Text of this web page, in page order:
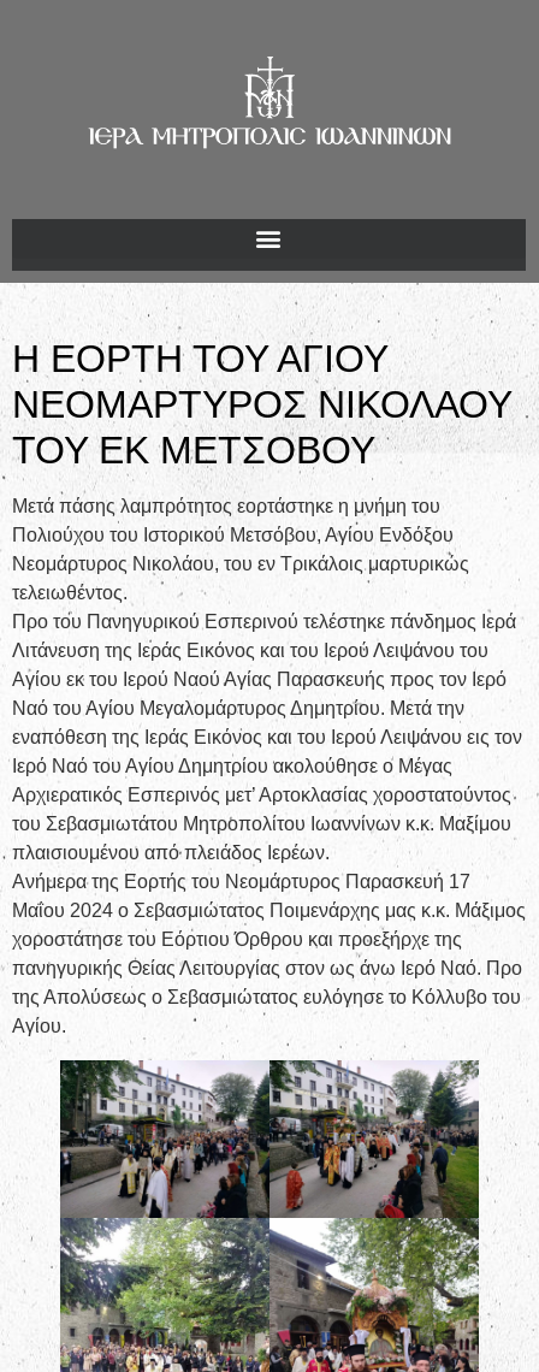
Η ΕΟΡΤΗ ΤΟΥ ΑΓΙΟΥ
ΝΕΟΜΑΡΤΥΡΟΣ ΝΙΚΟΛΑΟΥ
ΤΟΥ ΕΚ ΜΕΤΣΟΒΟΥ
Μετά πάσης λαμπρότητος εορτάστηκε η μνήμη του
Πολιούχου του Ιστορικού Μετσόβου, Αγίου Ενδόξου
Νεομάρτυρος Νικολάου, του εν Τρικάλοις μαρτυρικώς
τελειωθέντος.
Προ του Πανηγυρικού Εσπερινού τελέστηκε πάνδημος Ιερά
Λιτάνευση της Ιεράς Εικόνος και του Ιερού Λειψάνου του
Αγίου εκ του Ιερού Ναού Αγίας Παρασκευής προς τον Ιερό
Ναό του Αγίου Μεγαλομάρτυρος Δημητρίου. Μετά την
εναπόθεση της Ιεράς Εικόνος και του Ιερού Λειψάνου εις τον
Ιερό Ναό του Αγίου Δημητρίου ακολούθησε ο Μέγας
Αρχιερατικός Εσπερινός μετ’ Αρτοκλασίας χοροστατούντος
του Σεβασμιωτάτου Μητροπολίτου Ιωαννίνων κ.κ. Μαξίμου
πλαισιουμένου από πλειάδος Ιερέων.
Ανήμερα της Εορτής του Νεομάρτυρος Παρασκευή 17
Μαΐου 2024 ο Σεβασμιώτατος Ποιμενάρχης μας κ.κ. Μάξιμος
χοροστάτησε του Εόρτιου Όρθρου και προεξήρχε της
πανηγυρικής Θείας Λειτουργίας στον ως άνω Ιερό Ναό. Προ
της Απολύσεως ο Σεβασμιώτατος ευλόγησε το Κόλλυβο του
Αγίου.